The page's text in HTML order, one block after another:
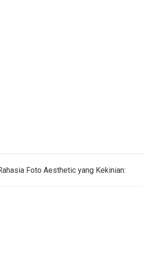
Foto Aesthetic yang Kekinian: